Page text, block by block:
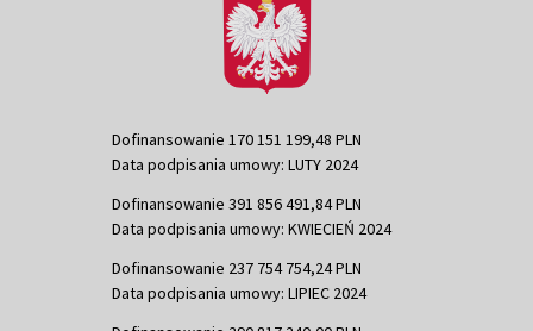
Dofinansowanie 170 151 199,48 PLN
Data podpisania umowy: LUTY 2024
Dofinansowanie 391 856 491,84 PLN
Data podpisania umowy: KWIECIEŃ 2024
Dofinansowanie 237 754 754,24 PLN
Data podpisania umowy: LIPIEC 2024